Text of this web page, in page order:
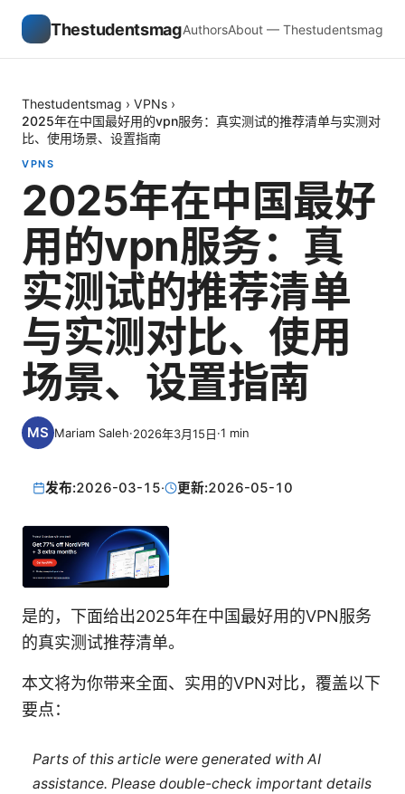
ThestudentsmagAuthorsAbout — Thestudentsmag
Thestudentsmag › VPNs ›
2025年在中国最好用的vpn服务：真实测试的推荐清单与实测对
比、使用场景、设置指南
VPNS
2025年在中国最好
用的vpn服务：真
实测试的推荐清单
与实测对比、使用
场景、设置指南
Mariam Saleh·2026年3月15日·1 min
发布:2026-03-15· 更新:2026-05-10
是的，下面给出2025年在中国最好用的VPN服务
的真实测试推荐清单。
本文将为你带来全面、实用的VPN对比，覆盖以下
要点：
Parts of this article were generated with AI
assistance. Please double-check important details